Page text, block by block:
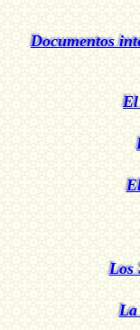
Documentos
El
Los
La